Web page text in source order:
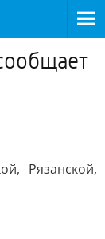
Рязанской,